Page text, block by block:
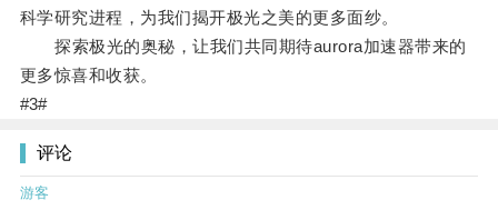
科学研究进程，为我们揭开极光之美的更多面纱。
探索极光的奥秘，让我们共同期待aurora加速器带来的
更多惊喜和收获。
#3#
评论
游客